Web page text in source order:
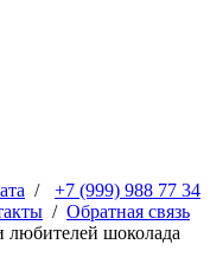
+7 (999) 988 77 34
/
/ Обратная связь
любителей шоколада